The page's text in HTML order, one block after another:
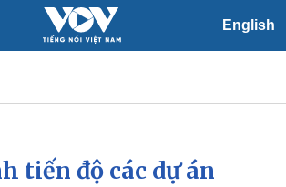
English
Xã hội
tiến độ các dự án